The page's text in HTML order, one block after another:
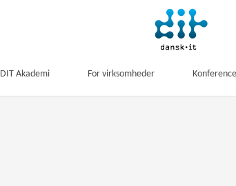
DIT Akademi For virksomheder